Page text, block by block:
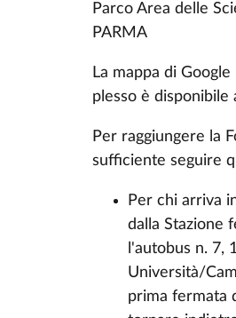
Parco Area delle
PARMA
La mappa di
plesso è disponibile
Per raggiungere la
sufficiente seguire
Per chi arriva
dalla Stazione
l'autobus n. 7,
Università/
prima fermata